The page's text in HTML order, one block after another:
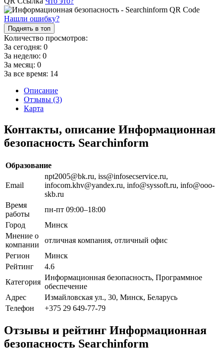
Нашли ошибку?
Поднять в топ
Количество просмотров:
За сегодня: 0
За неделю: 0
За месяц: 0
За все время: 14
Описание
Отзывы (3)
Карта
Контакты, описание Информационная
безопасность Searchinform
Образование
Email
npt2005@bk.ru, iss@infosecservice.ru,
infocom.khv@yandex.ru, info@syssoft.ru, info@ooo-
skb.ru
Время
работы
пн-пт 09:00–18:00
Город
Минск
Мнение о
компании
отличная компания, отличный офис
Регион
Минск
Рейтинг
4.6
Категория
Информационная безопасность, Программное
обеспечение
Адрес
Измайловская ул., 30, Минск, Беларусь
Телефон
+375 29 649-77-79
Отзывы и рейтинг Информационная
безопасность Searchinform